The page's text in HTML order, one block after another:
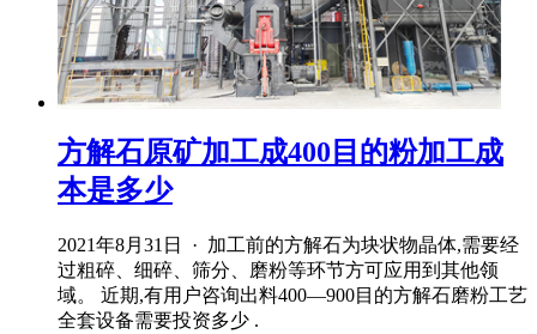
方解石原矿加工成400目的粉加工成
本是多少
2021年8月31日 · 加工前的方解石为块状物晶体,需要经
过粗碎、细碎、筛分、磨粉等环节方可应用到其他领
域。 近期,有用户咨询出料400—900目的方解石磨粉工艺
全套设备需要投资多少 .